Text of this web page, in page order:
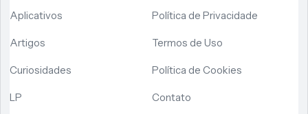
Aplicativos
Artigos
Curiosidades
LP
Política de Privacidade
Termos de Uso
Política de Cookies
Contato